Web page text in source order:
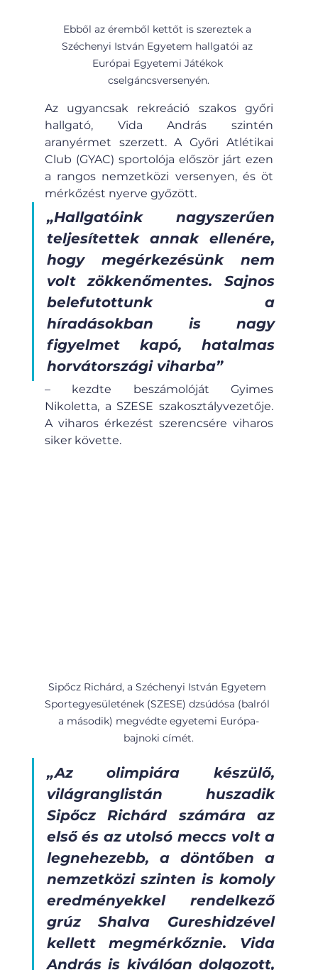
Ebből az éremből kettőt is szereztek a
Széchenyi István Egyetem hallgatói az
Európai Egyetemi Játékok
cselgáncsversenyén.
Az ugyancsak rekreáció szakos győri
hallgató, Vida András szintén
aranyérmet szerzett. A Győri Atlétikai
Club (GYAC) sportolója először járt ezen
a rangos nemzetközi versenyen, és öt
mérkőzést nyerve győzött.
„Hallgatóink nagyszerűen
teljesítettek annak ellenére,
hogy megérkezésünk nem
volt zökkenőmentes. Sajnos
belefutottunk a
híradásokban is nagy
figyelmet kapó, hatalmas
horvátországi viharba”
– kezdte beszámolóját Gyimes
Nikoletta, a SZESE szakosztályvezetője.
A viharos érkezést szerencsére viharos
siker követte.
Sipőcz Richárd, a Széchenyi István Egyetem
Sportegyesületének (SZESE) dzsúdósa (balról
a második) megvédte egyetemi Európa-
bajnoki címét.
„Az olimpiára készülő,
világranglistán huszadik
Sipőcz Richárd számára az
első és az utolsó meccs volt a
legnehezebb, a döntőben a
nemzetközi szinten is komoly
eredményekkel rendelkező
grúz Shalva Gureshidzével
kellett megmérkőznie. Vida
András is kiválóan dolgozott,